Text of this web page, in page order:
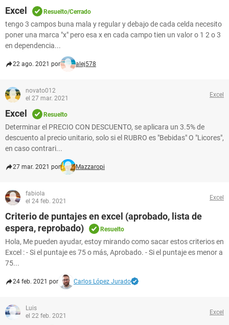
Excel Resuelto/Cerrado
tengo 3 campos buna mala y regular y debajo de cada celda necesito
poner una marca "x" pero esa x en cada campo tien un valor o 1 2 o 3
en dependencia...
22 ago. 2021 por alej578
novato012
el 27 mar. 2021
Excel
Excel Resuelto
Determinar el PRECIO CON DESCUENTO, se aplicara un 3.5% de
descuento al precio unitario, solo si el RUBRO es "Bebidas" O "Licores",
en caso contrari...
27 mar. 2021 por Mazzaropi
fabiola
el 24 feb. 2021
Excel
Criterio de puntajes en excel (aprobado, lista de
espera, reprobado)
Resuelto
Hola, Me pueden ayudar, estoy mirando como sacar estos criterios en
Excel : - Si el puntaje es 75 o más, Aprobado. - Si el puntaje es menor a
75...
24 feb. 2021 por Carlos López Jurado
Luis
el 22 feb. 2021
Excel